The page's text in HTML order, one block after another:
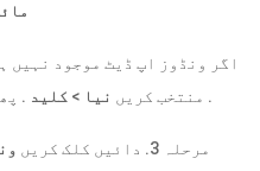
اگر ونڈوز اپ ڈیٹ موجود نہیں
منتخب کریں نیا > کلید . .
مرحلہ 3. دائیں کلک کریں